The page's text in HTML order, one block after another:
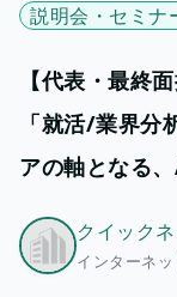
説明会・セミナ
【代表・最終
「就活/業界分
アの軸となる
クイック
インターネ